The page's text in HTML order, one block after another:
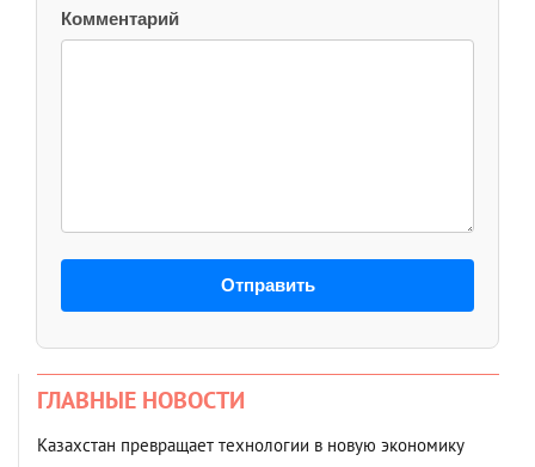
Комментарий
Отправить
ГЛАВНЫЕ НОВОСТИ
Казахстан превращает технологии в новую экономику